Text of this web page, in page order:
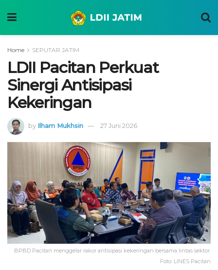
Home SEPUTAR JATIM
LDII Pacitan Perkuat
Sinergi Antisipasi
Kekeringan
by Ilham Mukhsin 27 Juni 2026
BPBD Pacitan menggelar rakor antisipasi kekeringan bersama lintas sektor.
Foto: LINES Pacitan